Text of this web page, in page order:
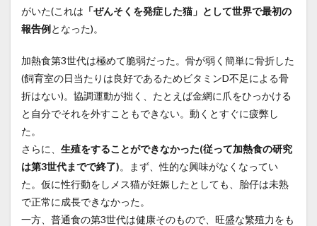
がいた(これは 「ぜんそくを発症した猫」として世界で最初の
報告例となった)。
加熱食第3世代は極めて脆弱だった。骨が弱く簡単に骨折した
(飼育室の日当たりは良好であるためビタミンD不足による骨
折はない)。協調運動が拙く、たとえば金網に爪をひっかける
と自分でそれを外すこともできない。動くとすぐに疲弊し
た。
さらに、 生殖をすることができなかった(従って加熱食の研究
は第3世代までで終了)。まず、性的な興味がなくなってい
た。仮に性行動をしメス猫が妊娠したとしても、胎仔は未熟
で正常に成長できなかった。
一方、普通食の第3世代は健康そのもので、旺盛な繁殖力をも